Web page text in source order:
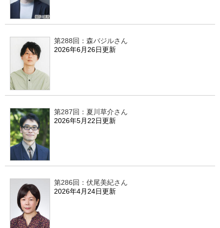
第288回：森バジルさん
2026年6月26日更新
第287回：夏川草介さん
2026年5月22日更新
第286回：伏尾美紀さん
2026年4月24日更新